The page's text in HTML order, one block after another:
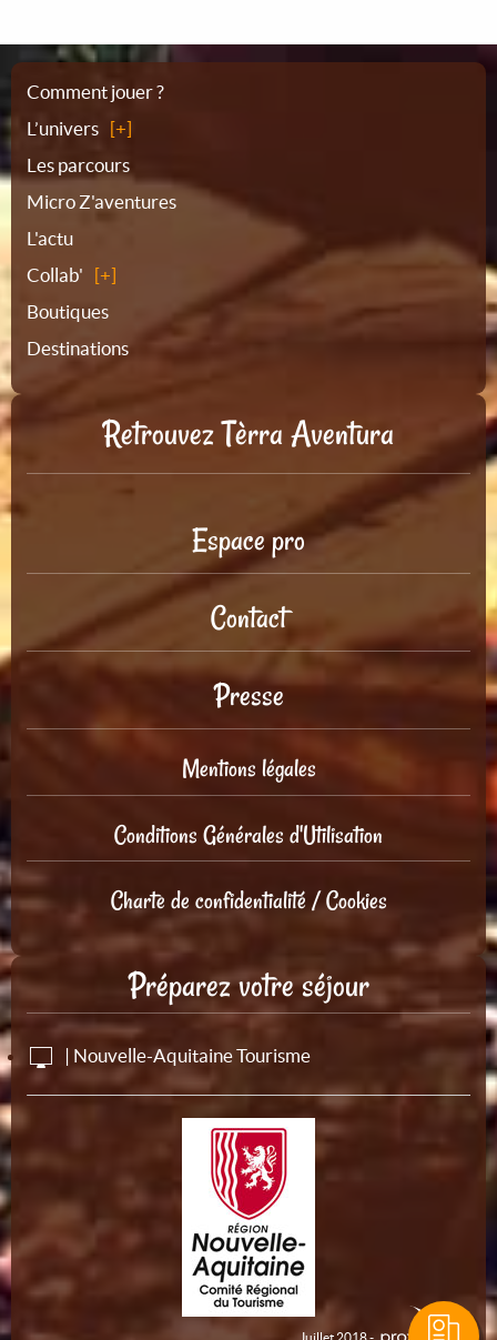
Plan
du
site
Comment jouer ?
L’univers
Les parcours
Micro Z'aventures
L'actu
Collab'
Boutiques
Destinations
Retrouvez Tèrra Aventura
Espace pro
Contact
Presse
Mentions légales
Conditions Générales d'Utilisation
Charte de confidentialité / Cookies
Préparez votre séjour
| Nouvelle-Aquitaine Tourisme